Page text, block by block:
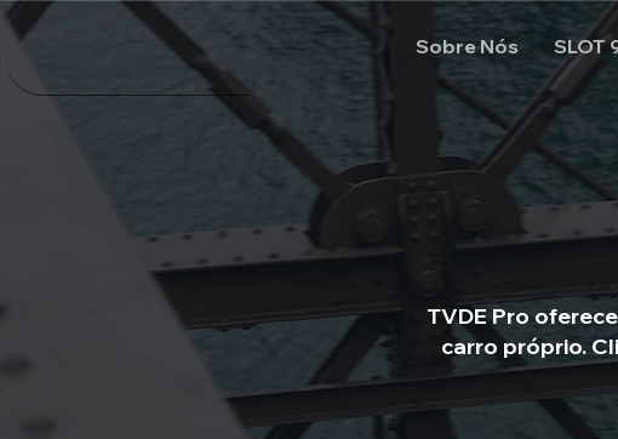
Sobre Nós SLOT
TVDE Pro
carro próprio.